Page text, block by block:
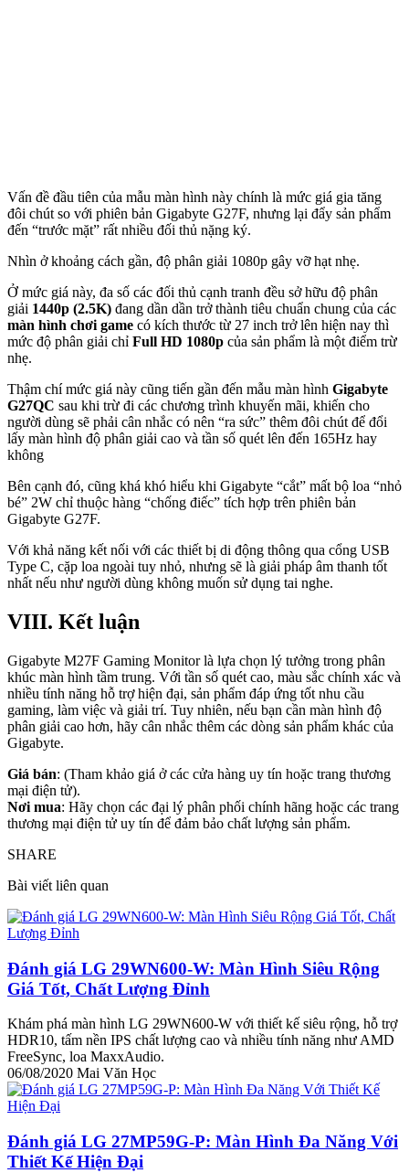
Vấn đề đầu tiên của mẫu màn hình này chính là mức giá gia tăng
đôi chút so với phiên bản Gigabyte G27F, nhưng lại đẩy sản phẩm
đến “trước mặt” rất nhiều đối thủ nặng ký.
Nhìn ở khoảng cách gần, độ phân giải 1080p gây vỡ hạt nhẹ.
Ở mức giá này, đa số các đối thủ cạnh tranh đều sở hữu độ phân
giải 1440p (2.5K) đang dần dần trở thành tiêu chuẩn chung của các
màn hình chơi game có kích thước từ 27 inch trở lên hiện nay thì
mức độ phân giải chỉ Full HD 1080p của sản phẩm là một điểm trừ
nhẹ.
Thậm chí mức giá này cũng tiến gần đến mẫu màn hình Gigabyte
G27QC sau khi trừ đi các chương trình khuyến mãi, khiến cho
người dùng sẽ phải cân nhắc có nên “ra sức” thêm đôi chút để đổi
lấy màn hình độ phân giải cao và tần số quét lên đến 165Hz hay
không
Bên cạnh đó, cũng khá khó hiểu khi Gigabyte “cắt” mất bộ loa “nhỏ
bé” 2W chỉ thuộc hàng “chống điếc” tích hợp trên phiên bản
Gigabyte G27F.
Với khả năng kết nối với các thiết bị di động thông qua cổng USB
Type C, cặp loa ngoài tuy nhỏ, nhưng sẽ là giải pháp âm thanh tốt
nhất nếu như người dùng không muốn sử dụng tai nghe.
VIII. Kết luận
Gigabyte M27F Gaming Monitor là lựa chọn lý tưởng trong phân
khúc màn hình tầm trung. Với tần số quét cao, màu sắc chính xác và
nhiều tính năng hỗ trợ hiện đại, sản phẩm đáp ứng tốt nhu cầu
gaming, làm việc và giải trí. Tuy nhiên, nếu bạn cần màn hình độ
phân giải cao hơn, hãy cân nhắc thêm các dòng sản phẩm khác của
Gigabyte.
Giá bán: (Tham khảo giá ở các cửa hàng uy tín hoặc trang thương
mại điện tử).
Nơi mua: Hãy chọn các đại lý phân phối chính hãng hoặc các trang
thương mại điện tử uy tín để đảm bảo chất lượng sản phẩm.
SHARE
Bài viết liên quan
Đánh giá LG 29WN600-W: Màn Hình Siêu Rộng
Giá Tốt, Chất Lượng Đỉnh
Khám phá màn hình LG 29WN600-W với thiết kế siêu rộng, hỗ trợ
HDR10, tấm nền IPS chất lượng cao và nhiều tính năng như AMD
FreeSync, loa MaxxAudio.
06/08/2020 Mai Văn Học
Đánh giá LG 27MP59G-P: Màn Hình Đa Năng Với
Thiết Kế Hiện Đại